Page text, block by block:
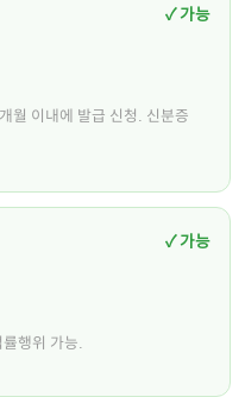
✓ 가능
월 이내에 발급 신청. 신분증
✓ 가능
행위 가능.